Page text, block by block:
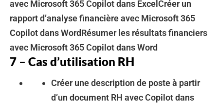
avec Microsoft 365 Copilot dans ExcelCréer un
rapport d’analyse financière avec Microsoft 365
Copilot dans WordRésumer les résultats financiers
avec Microsoft 365 Copilot dans Word
7 – Cas d’utilisation RH
Créer une description de poste à partir
d’un document RH avec Copilot dans